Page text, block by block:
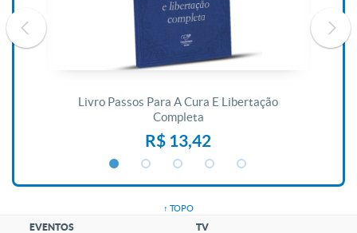
Livro Passos Para A Cura E Libertação
Completa
R$ 13,42
↑ TOPO
EVENTOS TV